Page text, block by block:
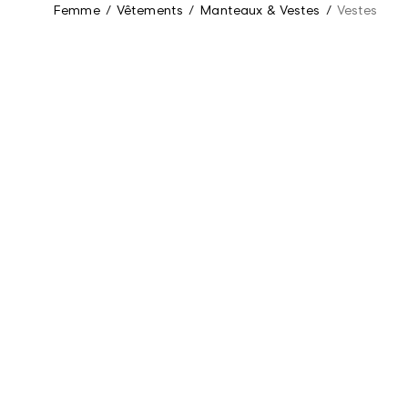
Femme / Vêtements / Manteaux & Vestes / Vestes